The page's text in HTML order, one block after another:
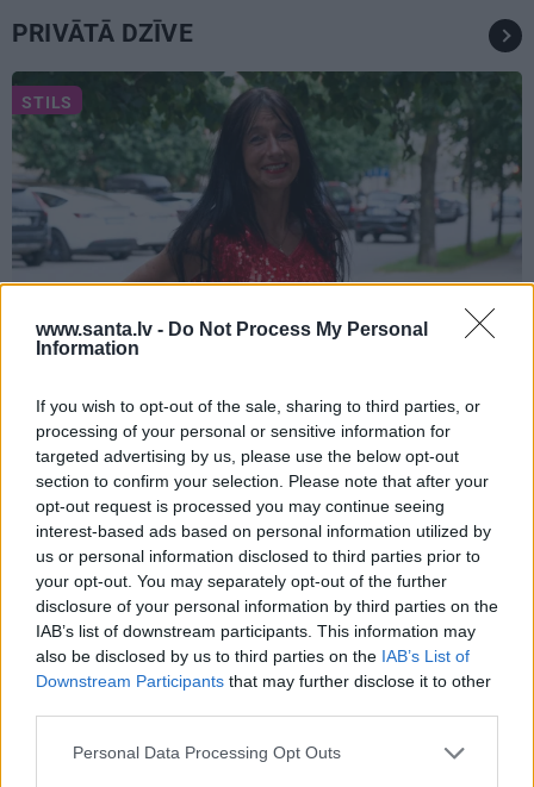
www.santa.lv - Do Not Process My Personal
Information
If you wish to opt-out of the sale, sharing to third parties, or
processing of your personal or sensitive information for
targeted advertising by us, please use the below opt-out
section to confirm your selection. Please note that after your
opt-out request is processed you may continue seeing
interest-based ads based on personal information utilized by
us or personal information disclosed to third parties prior to
your opt-out. You may separately opt-out of the further
disclosure of your personal information by third parties on the
IAB’s list of downstream participants. This information may
also be disclosed by us to third parties on the IAB’s List of
Downstream Participants that may further disclose it to other
Personal Data Processing Opt Outs
PRIVĀTĀ DZĪVE
STILS
Repšes bijusī sieva pucējas kā jauna
noslēpumu
VESELĪBA
Brūsa Vilisa sieva atklāj, par ko šovasar